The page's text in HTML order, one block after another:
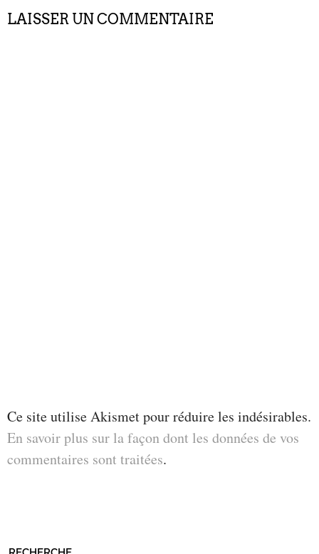
LAISSER UN COMMENTAIRE
Ce site utilise Akismet pour réduire les indésirables.
En savoir plus sur la façon dont les données de vos
commentaires sont traitées.